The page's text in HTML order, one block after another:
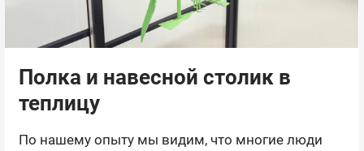
Полка и навесной столик в
теплицу
По нашему опыту мы видим, что многие люди